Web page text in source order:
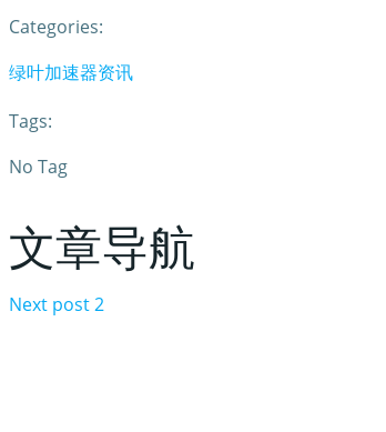
Categories:
绿叶加速器资讯
Tags:
No Tag
文章导航
Next post2